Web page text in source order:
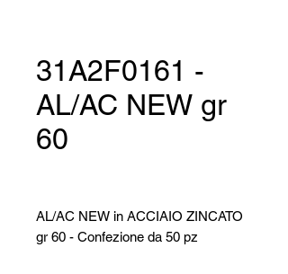
31A2F0161 -
AL/AC NEW gr
60
AL/AC NEW in ACCIAIO ZINCATO
gr 60 - Confezione da 50 pz